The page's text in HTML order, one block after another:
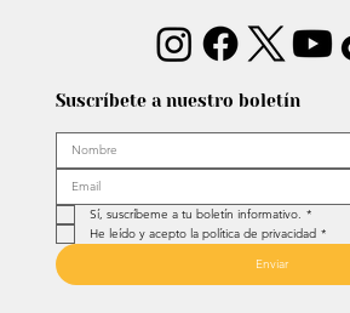
Suscríbete a nuestro boletín
Sí, suscríbeme a tu boletín informativo. *
He leído y acepto la política de privacidad *
Enviar